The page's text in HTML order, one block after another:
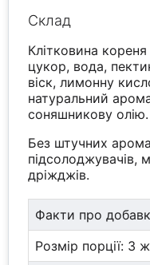
Склад
Клітковина
цукор, вода,
віск, лимонну
натуральний
соняшникову олію.
Без штучних
підсолоджувачів,
дріжджів.
Факти про
Розмір порції: 3